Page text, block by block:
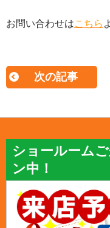
お問い合わせはこちら
次の記事
ショールーム
ン中！